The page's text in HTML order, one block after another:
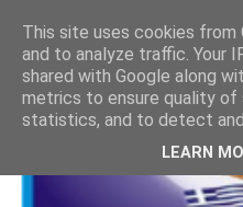
This site uses cookies
and to analyze traffic. Your
shared with Google along
metrics to ensure quality of
statistics, and to detect
LEARN